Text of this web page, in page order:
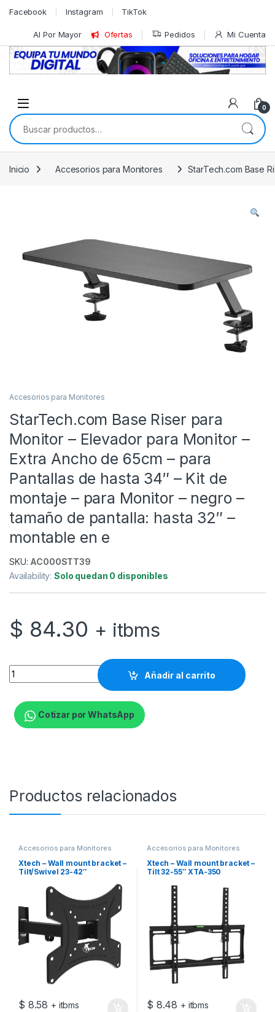
Skip to navigation
Skip to content
Facebook Instagram TikTok
Al Por Mayor Ofertas Pedidos Mi Cuenta
0
Buscar por:
Inicio Accesorios para Monitores StarTech.com Base
Accesorios para Monitores
StarTech.com Base Riser para
Monitor – Elevador para Monitor –
Extra Ancho de 65cm – para
Pantallas de hasta 34″ – Kit de
montaje – para Monitor – negro –
tamaño de pantalla: hasta 32″ –
montable en e
SKU: AC000STT39
Availability:Solo quedan 0 disponibles
$ 84.30 + itbms
StarTech.com Base Riser para Monitor - Elevador para
Añadir al carrito
Cotizar por WhatsApp
Productos relacionados
Accesorios para Monitores
Xtech – Wall mount bracket –
Tilt/Swivel 23-42″
$ 8.58 + itbms
Accesorios para Monitores
Xtech – Wall mount bracket –
Tilt 32-55″ XTA-350
$ 8.48 + itbms